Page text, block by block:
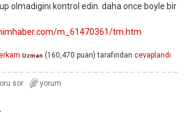
olmadigini kontrol edin. daha once boyle bir
m_61470361/tm.htm
Uzman (160,470 puan) tarafından cevaplandı